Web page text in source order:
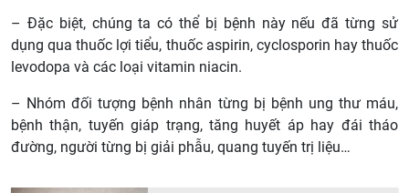
– Đặc biệt, chúng ta có thể bị bệnh này nếu đã từng sử
dụng qua thuốc lợi tiểu, thuốc aspirin, cyclosporin hay thuốc
levodopa và các loại vitamin niacin.
– Nhóm đối tượng bệnh nhân từng bị bệnh ung thư máu,
bệnh thận, tuyến giáp trạng, tăng huyết áp hay đái tháo
đường, người từng bị giải phẫu, quang tuyến trị liệu…